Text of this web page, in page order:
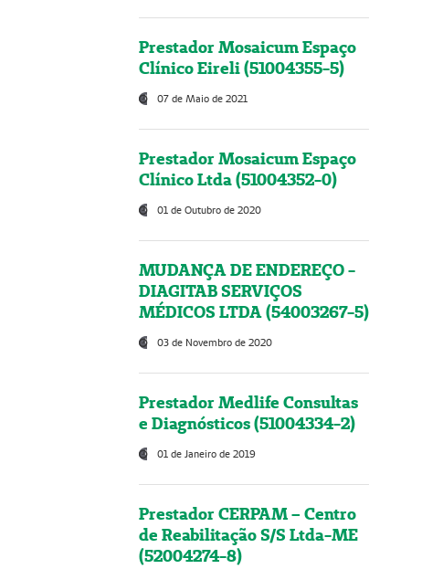
Prestador Mosaicum Espaço
Clínico Eireli (51004355-5)
07 de Maio de 2021
Prestador Mosaicum Espaço
Clínico Ltda (51004352-0)
01 de Outubro de 2020
MUDANÇA DE ENDEREÇO -
DIAGITAB SERVIÇOS
MÉDICOS LTDA (54003267-5)
03 de Novembro de 2020
Prestador Medlife Consultas
e Diagnósticos (51004334-2)
01 de Janeiro de 2019
Prestador CERPAM – Centro
de Reabilitação S/S Ltda-ME
(52004274-8)